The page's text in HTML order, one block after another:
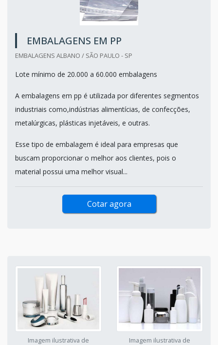
EMBALAGENS EM PP
EMBALAGENS ALBANO / SÃO PAULO - SP
Lote mínimo de 20.000 a 60.000 embalagens
A embalagens em pp é utilizada por diferentes segmentos
industriais como,indústrias alimentícias, de confecções,
metalúrgicas, plásticas injetáveis, e outras.
Esse tipo de embalagem é ideal para empresas que
buscam proporcionar o melhor aos clientes, pois o
material possui uma melhor visual...
Cotar agora
Imagem ilustrativa de
Imagem ilustrativa de